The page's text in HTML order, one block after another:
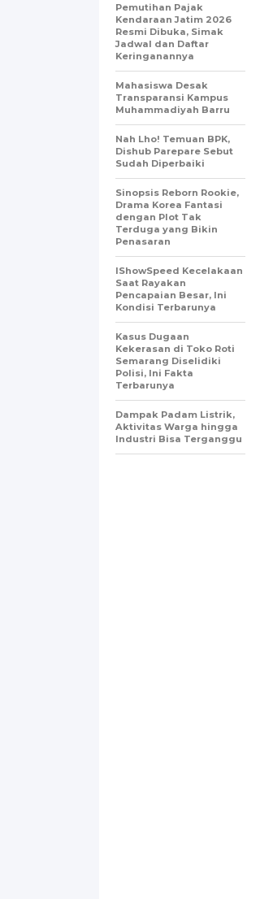
Pemutihan Pajak
Kendaraan Jatim 2026
Resmi Dibuka, Simak
Jadwal dan Daftar
Keringanannya
Mahasiswa Desak
Transparansi Kampus
Muhammadiyah Barru
Nah Lho! Temuan BPK,
Dishub Parepare Sebut
Sudah Diperbaiki
Sinopsis Reborn Rookie,
Drama Korea Fantasi
dengan Plot Tak
Terduga yang Bikin
Penasaran
IShowSpeed Kecelakaan
Saat Rayakan
Pencapaian Besar, Ini
Kondisi Terbarunya
Kasus Dugaan
Kekerasan di Toko Roti
Semarang Diselidiki
Polisi, Ini Fakta
Terbarunya
Dampak Padam Listrik,
Aktivitas Warga hingga
Industri Bisa Terganggu